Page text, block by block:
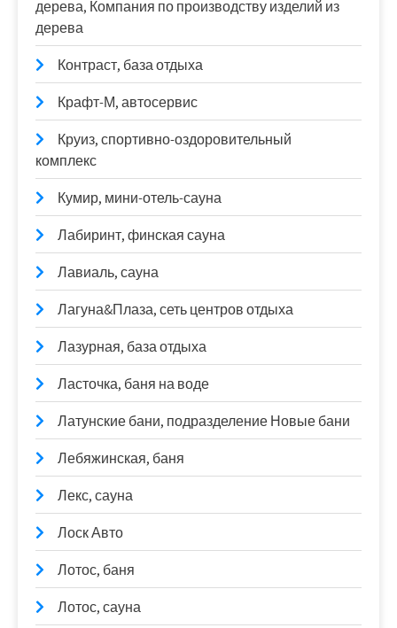
дерева, Компания по производству изделий из
дерева
Контраст, база отдыха
Крафт-М, автосервис
Круиз, спортивно-оздоровительный
комплекс
Кумир, мини-отель-сауна
Лабиринт, финская сауна
Лавиаль, сауна
Лагуна&Плаза, сеть центров отдыха
Лазурная, база отдыха
Ласточка, баня на воде
Латунские бани, подразделение Новые бани
Лебяжинская, баня
Лекс, сауна
Лоск Авто
Лотос, баня
Лотос, сауна